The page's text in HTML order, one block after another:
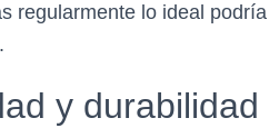
regularmente lo ideal
y durabilidad